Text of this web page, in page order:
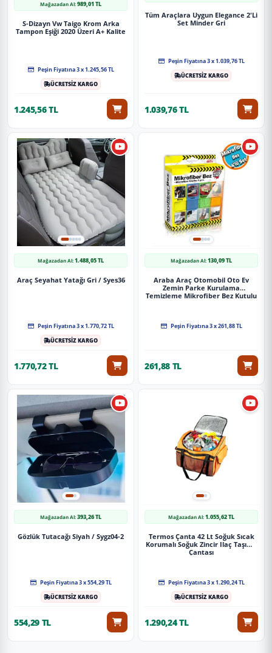
Mağazadan Al:989,01 TL
S-Dizayn Vw Taigo Krom Arka
Tampon Eşiği 2020 Üzeri A+ Kalite
Peşin Fiyatına 3 x 1.245,56 TL
ÜCRETSİZ KARGO
1.245,56 TL
Tüm Araçlara Uygun Elegance 2'Li
Set Minder Gri
Peşin Fiyatına 3 x 1.039,76 TL
ÜCRETSİZ KARGO
1.039,76 TL
Mağazadan Al:1.488,05 TL
Araç Seyahat Yatağı Gri / Syes36
Peşin Fiyatına 3 x 1.770,72 TL
ÜCRETSİZ KARGO
1.770,72 TL
Mağazadan Al:130,09 TL
Araba Araç Otomobil Oto Ev
Zemin Parke Kurulama
Temizleme Mikrofiber Bez Kutulu
Peşin Fiyatına 3 x 261,88 TL
261,88 TL
Mağazadan Al:393,26 TL
Gözlük Tutacağı Siyah / Sygz04-2
Peşin Fiyatına 3 x 554,29 TL
ÜCRETSİZ KARGO
554,29 TL
Mağazadan Al:1.055,62 TL
Termos Çanta 42 Lt Soğuk Sıcak
Korumalı Soğuk Zincir Ilaç Taşıma
Çantası
Peşin Fiyatına 3 x 1.290,24 TL
ÜCRETSİZ KARGO
1.290,24 TL